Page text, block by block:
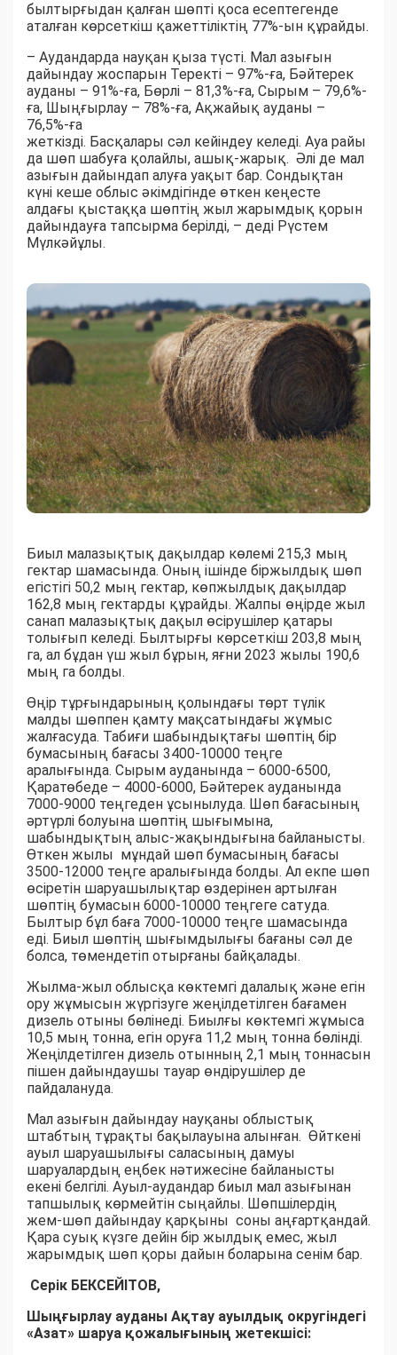
былтырғыдан қалған шөпті қоса есептегенде
аталған көрсеткіш қажеттіліктің 77%-ын құрайды.
– Аудандарда науқан қыза түсті. Мал азығын
дайындау жоспарын Теректі – 97%-ға, Бәйтерек
ауданы – 91%-ға, Бөрлі – 81,3%-ға, Сырым – 79,6%-
ға, Шыңғырлау – 78%-ға, Ақжайық ауданы –
76,5%-ға
жеткізді. Басқалары сәл кейіндеу келеді. Ауа райы
да шөп шабуға қолайлы, ашық-жарық. Әлі де мал
азығын дайындап алуға уақыт бар. Сондықтан
күні кеше облыс әкімдігінде өткен кеңесте
алдағы қыстаққа шөптің жыл жарымдық қорын
дайындауға тапсырма берілді, – деді Рүстем
Мүлкәйұлы.
Биыл малазықтық дақылдар көлемі 215,3 мың
гектар шамасында. Оның ішінде біржылдық шөп
егістігі 50,2 мың гектар, көпжылдық дақылдар
162,8 мың гектарды құрайды. Жалпы өңірде жыл
санап малазықтық дақыл өсірушілер қатары
толығып келеді. Былтырғы көрсеткіш 203,8 мың
га, ал бұдан үш жыл бұрын, яғни 2023 жылы 190,6
мың га болды.
Өңір тұрғындарының қолындағы төрт түлік
малды шөппен қамту мақсатындағы жұмыс
жалғасуда. Табиғи шабындықтағы шөптің бір
бумасының бағасы 3400-10000 теңге
аралығында. Сырым ауданында – 6000-6500,
Қаратөбеде – 4000-6000, Бәйтерек ауданында
7000-9000 теңгеден ұсынылуда. Шөп бағасының
әртүрлі болуына шөптің шығымына,
шабындықтың алыс-жақындығына байланысты.
Өткен жылы мұндай шөп бумасының бағасы
3500-12000 теңге аралығында болды. Ал екпе шөп
өсіретін шаруашылықтар өздерінен артылған
шөптің бумасын 6000-10000 теңгеге сатуда.
Былтыр бұл баға 7000-10000 теңге шамасында
еді. Биыл шөптің шығымдылығы бағаны сәл де
болса, төмендетіп отырғаны байқалады.
Жылма-жыл облысқа көктемгі далалық және егін
ору жұмысын жүргізуге жеңілдетілген бағамен
дизель отыны бөлінеді. Биылғы көктемгі жұмыса
10,5 мың тонна, егін оруға 11,2 мың тонна бөлінді.
Жеңілдетілген дизель отынның 2,1 мың тоннасын
пішен дайындаушы тауар өндірушілер де
пайдалануда.
Мал азығын дайындау науқаны облыстық
штабтың тұрақты бақылауына алынған. Өйткені
ауыл шаруашылығы саласының дамуы
шаруалардың еңбек нәтижесіне байланысты
екені белгілі. Ауыл-аудандар биыл мал азығынан
тапшылық көрмейтін сыңайлы. Шөпшілердің
жем-шөп дайындау қарқыны соны аңғартқандай.
Қара суық күзге дейін бір жылдық емес, жыл
жарымдық шөп қоры дайын боларына сенім бар.
Серік БЕКСЕЙІТОВ,
Шыңғырлау ауданы Ақтау ауылдық округіндегі
«Азат» шаруа қожалығының жетекшісі: